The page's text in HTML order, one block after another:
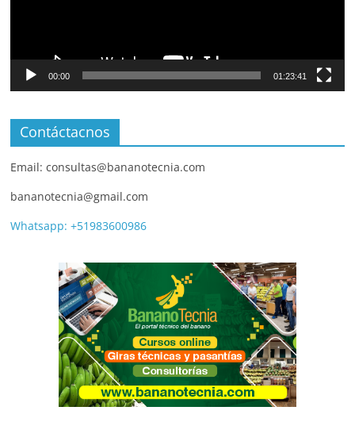
00:00 01:23:41
Contáctacnos
Email: consultas@bananotecnia.com
bananotecnia@gmail.com
Whatsapp: +51983600986